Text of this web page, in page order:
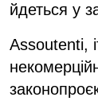
йдеться у
Assoutenti,